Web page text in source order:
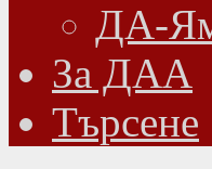
ДА-
Зa ДАА
Търсене